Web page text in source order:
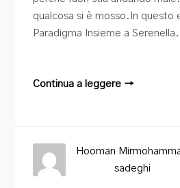
qualcosa si è mosso.In questo
Paradigma Insieme a
Continua a leggere →
Hooman
sadeghi